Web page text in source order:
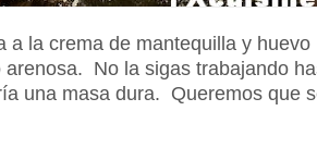
a la crema de mantequilla y
arenosa. No la sigas trabajando
una masa dura. Queremos que